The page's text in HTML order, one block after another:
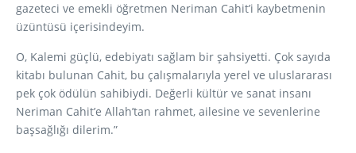
gazeteci ve emekli öğretmen Neriman Cahit’i kaybetmenin
üzüntüsü içerisindeyim.
O, Kalemi güçlü, edebiyatı sağlam bir şahsiyetti. Çok sayıda
kitabı bulunan Cahit, bu çalışmalarıyla yerel ve uluslararası
pek çok ödülün sahibiydi. Değerli kültür ve sanat insanı
Neriman Cahit’e Allah’tan rahmet, ailesine ve sevenlerine
başsağlığı dilerim.”